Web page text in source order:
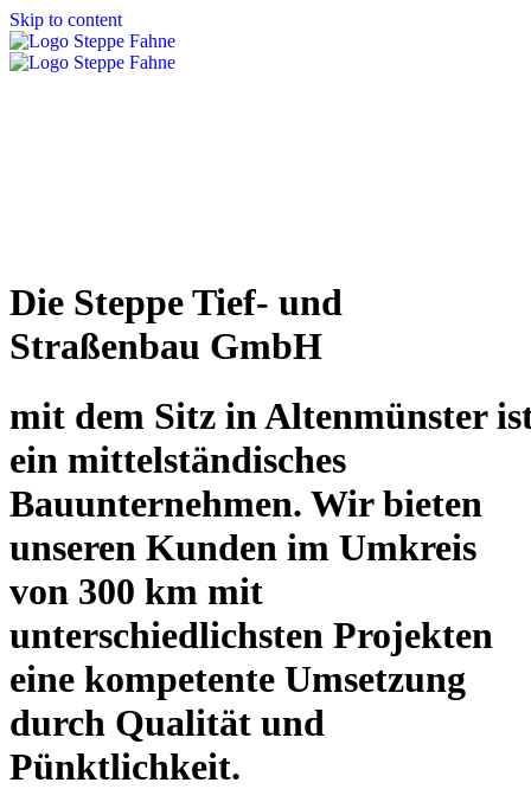
Skip to content
Die Steppe Tief- und
Straßenbau GmbH
mit dem Sitz in Altenmünster
ein mittelständisches
Bauunternehmen. Wir bieten
unseren Kunden im Umkreis
von 300 km mit
unterschiedlichsten Projekten
eine kompetente Umsetzung
durch Qualität und
Pünktlichkeit.